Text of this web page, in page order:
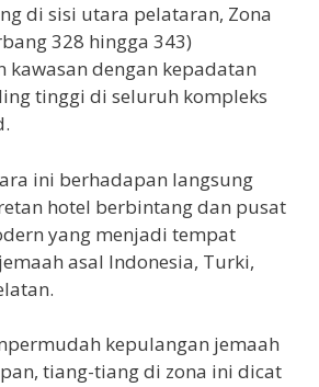
di sisi utara pelataran, Zona
328 hingga 343)
kawasan dengan kepadatan
tinggi di seluruh kompleks
ini berhadapan langsung
hotel berbintang dan pusat
yang menjadi tempat
asal Indonesia, Turki,
kepulangan jemaah
tiang-tiang di zona ini dicat